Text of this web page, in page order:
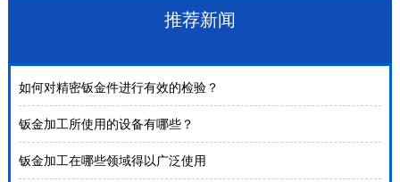
推荐新闻
如何对精密钣金件进行有效的检验？
钣金加工所使用的设备有哪些？
钣金加工在哪些领域得以广泛使用